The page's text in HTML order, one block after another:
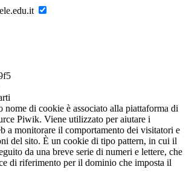
nome di cookie è associato alla piattaforma di
Piwik. Viene utilizzato per aiutare i
a monitorare il comportamento dei visitatori e
del sito. È un cookie di tipo pattern, in cui il
da una breve serie di numeri e lettere, che
di riferimento per il dominio che imposta il